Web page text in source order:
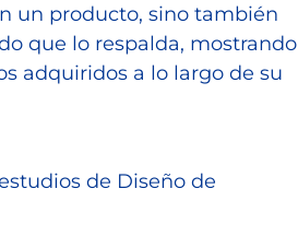
un producto, sino también
que lo respalda, mostrando
adquiridos a lo largo de su
de Diseño de